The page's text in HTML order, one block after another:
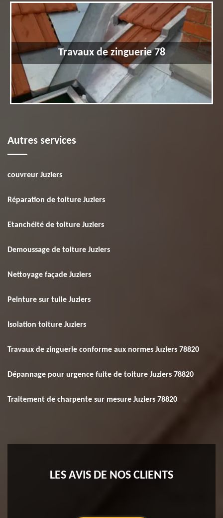
Travaux de zinguerie 78
Autres services
couvreur Juziers
Réparation de toiture Juziers
Etanchéité de toiture Juziers
Demoussage de toiture Juziers
Nettoyage façade Juziers
Peinture sur tuile Juziers
Isolation toiture Juziers
Travaux de zinguerie conforme aux normes Juziers 78820
Dépannage pour urgence fuite de toiture Juziers 78820
Traitement de charpente sur mesure Juziers 78820
LES AVIS DE NOS CLIENTS